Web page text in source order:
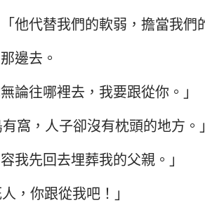
他代替我們的軟弱，擔當我們
邊去。
論往哪裡去，我要跟從你。」
窩，人子卻沒有枕頭的地方。」
我先回去埋葬我的父親。」
，你跟從我吧！」